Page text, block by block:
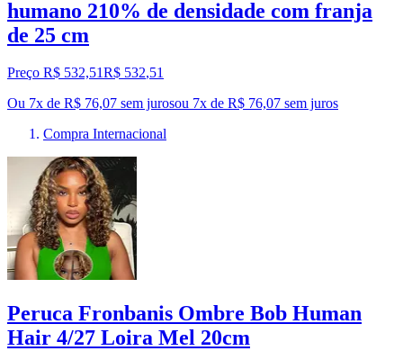
humano 210% de densidade com franja
de 25 cm
Preço R$ 532,51R$ 532,51
Ou 7x de R$ 76,07 sem jurosou 7x de R$ 76,07 sem juros
Compra Internacional
Peruca Fronbanis Ombre Bob Human
Hair 4/27 Loira Mel 20cm